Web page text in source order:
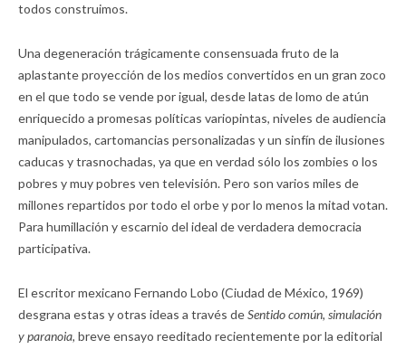
todos construimos.
Una degeneración trágicamente consensuada fruto de la
aplastante proyección de los medios convertidos en un gran zoco
en el que todo se vende por igual, desde latas de lomo de atún
enriquecido a promesas políticas variopintas, niveles de audiencia
manipulados, cartomancias personalizadas y un sinfín de ilusiones
caducas y trasnochadas, ya que en verdad sólo los zombies o los
pobres y muy pobres ven televisión. Pero son varios miles de
millones repartidos por todo el orbe y por lo menos la mitad votan.
Para humillación y escarnio del ideal de verdadera democracia
participativa.
El escritor mexicano Fernando Lobo (Ciudad de México, 1969)
desgrana estas y otras ideas a través deSentido común, simulación
y paranoia, breve ensayo reeditado recientemente por la editorial